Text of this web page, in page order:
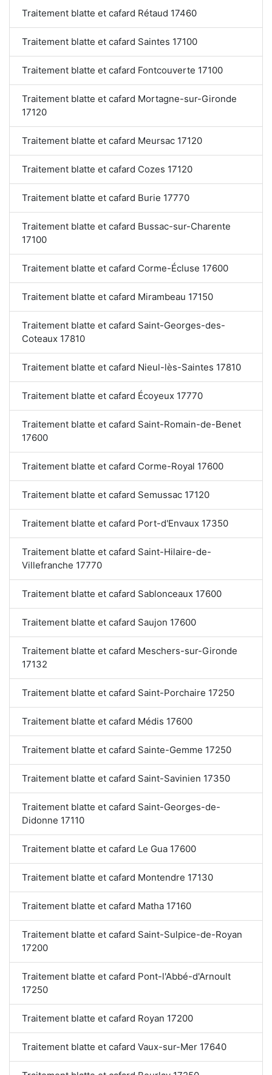
Traitement blatte et cafard Rétaud 17460
Traitement blatte et cafard Saintes 17100
Traitement blatte et cafard Fontcouverte 17100
Traitement blatte et cafard Mortagne-sur-Gironde
17120
Traitement blatte et cafard Meursac 17120
Traitement blatte et cafard Cozes 17120
Traitement blatte et cafard Burie 17770
Traitement blatte et cafard Bussac-sur-Charente
17100
Traitement blatte et cafard Corme-Écluse 17600
Traitement blatte et cafard Mirambeau 17150
Traitement blatte et cafard Saint-Georges-des-
Coteaux 17810
Traitement blatte et cafard Nieul-lès-Saintes 17810
Traitement blatte et cafard Écoyeux 17770
Traitement blatte et cafard Saint-Romain-de-Benet
17600
Traitement blatte et cafard Corme-Royal 17600
Traitement blatte et cafard Semussac 17120
Traitement blatte et cafard Port-d'Envaux 17350
Traitement blatte et cafard Saint-Hilaire-de-
Villefranche 17770
Traitement blatte et cafard Sablonceaux 17600
Traitement blatte et cafard Saujon 17600
Traitement blatte et cafard Meschers-sur-Gironde
17132
Traitement blatte et cafard Saint-Porchaire 17250
Traitement blatte et cafard Médis 17600
Traitement blatte et cafard Sainte-Gemme 17250
Traitement blatte et cafard Saint-Savinien 17350
Traitement blatte et cafard Saint-Georges-de-
Didonne 17110
Traitement blatte et cafard Le Gua 17600
Traitement blatte et cafard Montendre 17130
Traitement blatte et cafard Matha 17160
Traitement blatte et cafard Saint-Sulpice-de-Royan
17200
Traitement blatte et cafard Pont-l'Abbé-d'Arnoult
17250
Traitement blatte et cafard Royan 17200
Traitement blatte et cafard Vaux-sur-Mer 17640